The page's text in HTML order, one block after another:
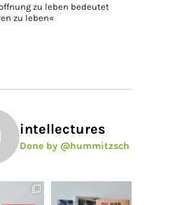
zu leben bedeutet
zu leben«
intellectures
Done by @hummitzsch